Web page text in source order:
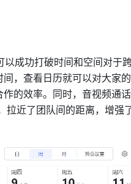
成功打破时间和空间对于
，查看日历就可以对大家
的效率。同时，音视频通
近了团队间的距离，增强